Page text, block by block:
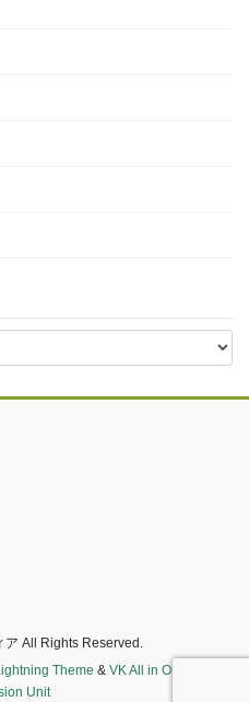
All Rights Reserved.
Theme & VK All in One
Unit